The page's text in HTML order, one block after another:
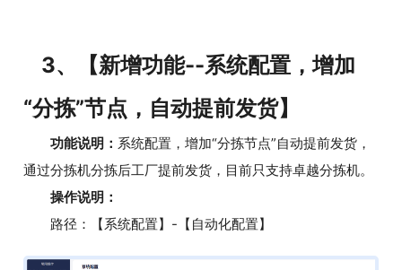
3、【新增功能--系统配置，增加
“分拣”节点，自动提前发货】
功能说明： 系统配置，增加“分拣节点”自动提前发货，
通过分拣机分拣后工厂提前发货，目前只支持卓越分拣机。
操作说明：
路径：【系统配置】-【自动化配置】